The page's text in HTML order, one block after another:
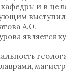
и в
А.О.
является